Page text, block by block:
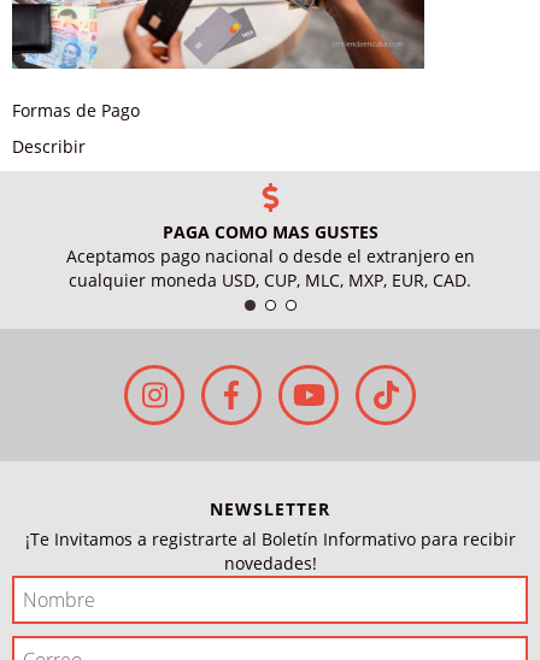
Formas de Pago
Describir
PAGA COMO MAS GUSTES
Aceptamos pago nacional o desde el extranjero en
cualquier moneda USD, CUP, MLC, MXP, EUR, CAD.
NEWSLETTER
¡Te Invitamos a registrarte al Boletín Informativo para recibir
novedades!